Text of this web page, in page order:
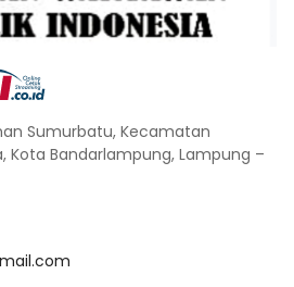
Sumurbatu, Kecamatan
Kota Bandarlampung, Lampung –